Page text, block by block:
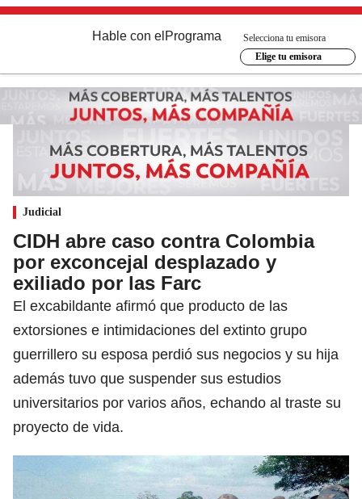
Hable con el Programa
Selecciona tu emisora
Elige tu emisora
Judicial
CIDH abre caso contra Colombia
por exconcejal desplazado y
exiliado por las Farc
El excabildante afirmó que producto de las
extorsiones e intimidaciones del extinto grupo
guerrillero su esposa perdió sus negocios y su hija
además tuvo que suspender sus estudios
universitarios por varios años, echando al traste su
proyecto de vida.